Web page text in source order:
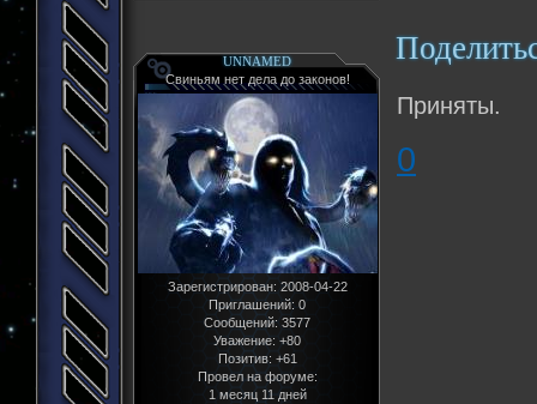
UNNAMED
Свиньям нет дела до законов!
Зарегистрирован: 2008-04-22
Приглашений: 0
Сообщений: 3577
Уважение: +80
Позитив: +61
Провел на форуме:
1 месяц 11 дней
Приняты.
0